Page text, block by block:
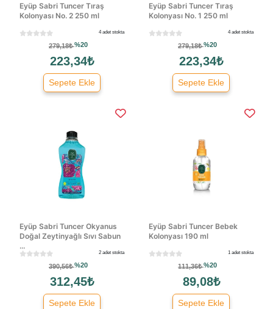
Eyüp Sabri Tuncer Tıraş
Kolonyası No. 2 250 ml
4 adet stokta
279,18₺%20
223,34₺
Sepete Ekle
Eyüp Sabri Tuncer Tıraş
Kolonyası No. 1 250 ml
4 adet stokta
279,18₺%20
223,34₺
Sepete Ekle
Eyüp Sabri Tuncer Okyanus
Doğal Zeytinyağlı Sıvı Sabun
...
2 adet stokta
390,56₺%20
312,45₺
Sepete Ekle
Eyüp Sabri Tuncer Bebek
Kolonyası 190 ml
1 adet stokta
111,36₺%20
89,08₺
Sepete Ekle